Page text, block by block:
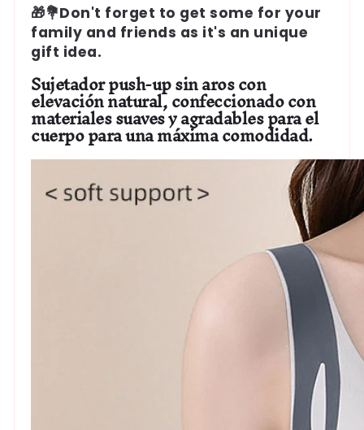
🎁💐Don't forget to get some for your
family and friends as it's an unique
gift idea.
Sujetador push-up sin aros con
elevación natural, confeccionado con
materiales suaves y agradables para el
cuerpo para una máxima comodidad.